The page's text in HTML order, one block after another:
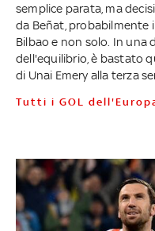
semplice parata, ma
da Beñat, probabilmente
Bilbao e non solo. In una
dell'equilibrio, è bastato
di Unai Emery alla terza
Tutti i GOL